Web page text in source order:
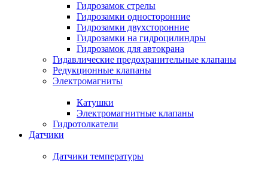
Гидрозамок стрелы
Гидрозамки односторонние
Гидрозамки двухсторонние
Гидрозамки на гидроцилиндры
Гидрозамок для автокрана
Гидавлические предохранительные клапаны
Редукционные клапаны
Электромагниты
Катушки
Электромагнитные клапаны
Гидротолкатели
Датчики
Датчики температуры